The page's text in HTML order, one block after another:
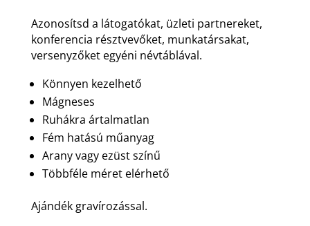
Azonosítsd a látogatókat, üzleti partnereket,
konferencia résztvevőket, munkatársakat,
versenyzőket egyéni névtáblával.
Könnyen kezelhető
Mágneses
Ruhákra ártalmatlan
Fém hatású műanyag
Arany vagy ezüst színű
Többféle méret elérhető
Ajándék gravírozással.